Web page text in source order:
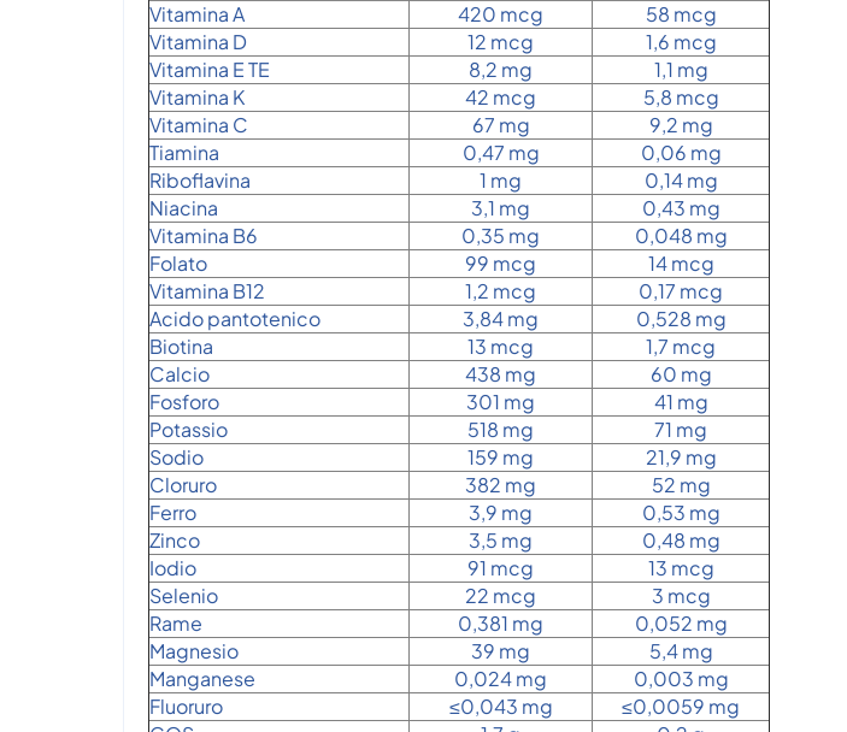
Vitamina A
420 mcg
58 mcg
Vitamina D
12 mcg
1,6 mcg
Vitamina E TE
8,2 mg
1,1 mg
Vitamina K
42 mcg
5,8 mcg
Vitamina C
67 mg
9,2 mg
Tiamina
0,47 mg
0,06 mg
Riboflavina
1 mg
0,14 mg
Niacina
3,1 mg
0,43 mg
Vitamina B6
0,35 mg
0,048 mg
Folato
99 mcg
14 mcg
Vitamina B12
1,2 mcg
0,17 mcg
Acido pantotenico
3,84 mg
0,528 mg
Biotina
13 mcg
1,7 mcg
Calcio
438 mg
60 mg
Fosforo
301 mg
41 mg
Potassio
518 mg
71 mg
Sodio
159 mg
21,9 mg
Cloruro
382 mg
52 mg
Ferro
3,9 mg
0,53 mg
Zinco
3,5 mg
0,48 mg
Iodio
91 mcg
13 mcg
Selenio
22 mcg
3 mcg
Rame
0,381 mg
0,052 mg
Magnesio
39 mg
5,4 mg
Manganese
0,024 mg
0,003 mg
Fluoruro
≤0,043 mg
≤0,0059 mg